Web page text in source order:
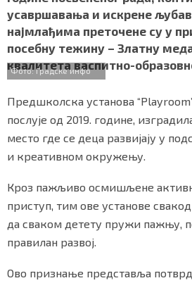
e
b
o
o
k
t
t
e
r
t
s
A
p
p
e
r
r
e
усавршавања и искрене
најмлађима преточене су у
посебну тежину – Златну
квалитета васпитно-
Фото: Градске инфо
Предшколска установа
послује од 2019. године,
место где се деца развијају у
и креативном окружењу.
Кроз пажљиво осмишљене
приступ, тим ове установе
да сваком детету пружи пажњу,
правилан развој.
Ово признање представља
СПЕЦИЈАЛИ
БЛОГ
СРБИЈА
СВЕТ
ЖИВОТ И СТИЛ
БИЗНИС